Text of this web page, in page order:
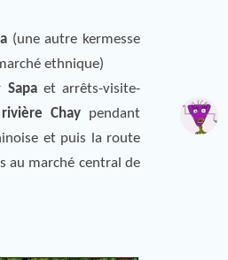
(une autre kermesse
ethnique)
Sapaet arrêts-visite-
rivière Chay pendant
et puis la route
au marché central de